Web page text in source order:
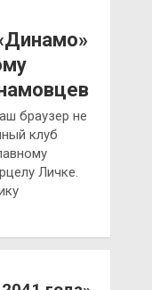
браузер не
клуб
Личке.